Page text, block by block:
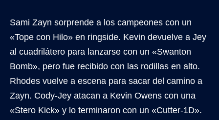
Sami Zayn sorprende a los campeones con un
«Tope con Hilo» en ringside. Kevin devuelve a Jey
al cuadrilátero para lanzarse con un «Swanton
Bomb», pero fue recibido con las rodillas en alto.
Rhodes vuelve a escena para sacar del camino a
Zayn. Cody-Jey atacan a Kevin Owens con una
«Stero Kick» y lo terminaron con un «Cutter-1D».